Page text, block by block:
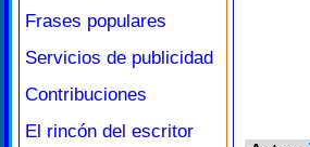
Frases populares
Servicios de publicidad
Contribuciones
El rincón del escritor